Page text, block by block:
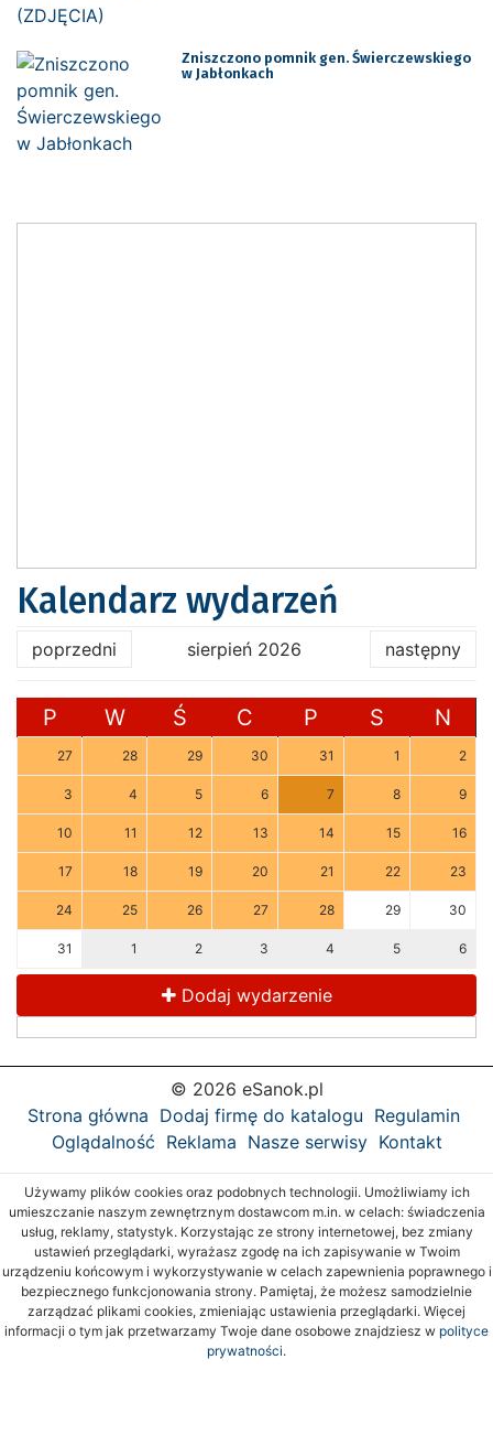
Zniszczono pomnik gen. Świerczewskiego
w Jabłonkach
Kalendarz wydarzeń
poprzedni sierpień 2026 następny
P W Ś C P S N
27 28 29 30 31 1 2
3 4 5 6 7 8 9
10 11 12 13 14 15 16
17 18 19 20 21 22 23
24 25 26 27 28 29 30
31 1 2 3 4 5 6
Dodaj wydarzenie
© 2026 eSanok.pl
Strona główna Dodaj firmę do katalogu Regulamin
Oglądalność Reklama Nasze serwisy Kontakt
Używamy plików cookies oraz podobnych technologii. Umożliwiamy ich
umieszczanie naszym zewnętrznym dostawcom m.in. w celach: świadczenia
usług, reklamy, statystyk. Korzystając ze strony internetowej, bez zmiany
ustawień przeglądarki, wyrażasz zgodę na ich zapisywanie w Twoim
urządzeniu końcowym i wykorzystywanie w celach zapewnienia poprawnego i
bezpiecznego funkcjonowania strony. Pamiętaj, że możesz samodzielnie
zarządzać plikami cookies, zmieniając ustawienia przeglądarki. Więcej
informacji o tym jak przetwarzamy Twoje dane osobowe znajdziesz w polityce
prywatności.